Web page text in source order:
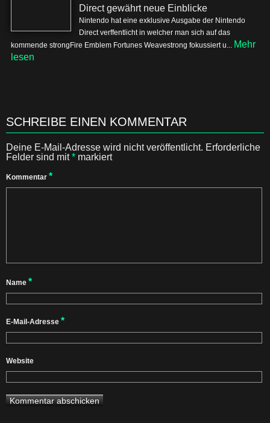
Direct gewährt neue Einblicke
Nintendo hat eine exklusive Ausgabe der Nintendo
Direct verffentlicht in welcher man sich auf das
kommende strongFire Emblem Fortunes Weavestrong fokussiert u... Mehr
lesen
SCHREIBE EINEN KOMMENTAR
Deine E-Mail-Adresse wird nicht veröffentlicht. Erforderliche
Felder sind mit* markiert
Kommentar *
Name *
E-Mail-Adresse *
Website